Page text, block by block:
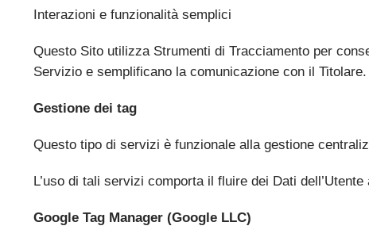
Interazioni e funzionalità semplici
Questo Sito utilizza Strumenti di Tracciamento per
Servizio e semplificano la comunicazione con il Titolare.
Gestione dei tag
Questo tipo di servizi è funzionale alla gestione
L’uso di tali servizi comporta il fluire dei Dati
Google Tag Manager (Google LLC)